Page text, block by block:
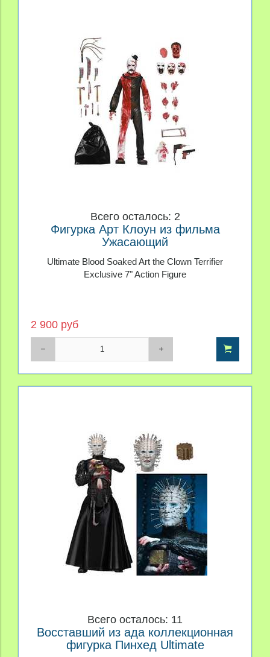
Всего осталось: 2
Фигурка Арт Клоун из фильма
Ужасающий
Ultimate Blood Soaked Art the Clown Terrifier
Exclusive 7" Action Figure
2 900 руб
Всего осталось: 11
Восставший из ада коллекционная
фигурка Пинхед Ultimate